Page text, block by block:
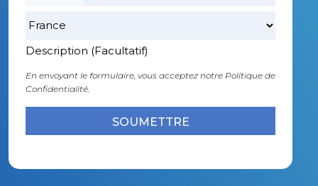
Description (Facultatif)
En envoyant le formulaire, vous acceptez notre Politique de
Confidentialité.